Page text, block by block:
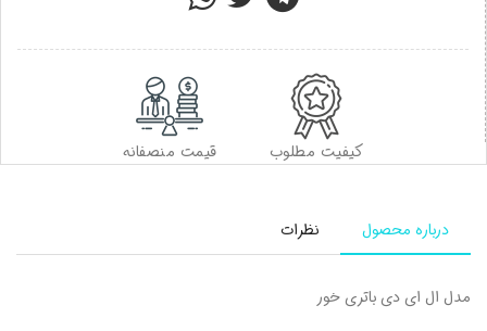
قیمت منصفانه کیفیت مطلوب
درباره محصول نظرات
مدل ال ای دی باتری خور